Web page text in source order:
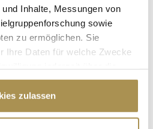
Inhalte, Messungen von
sowie
zu ermöglichen. Sie
Ihre Daten für welche Zwecke
Klicken auf das Privacy
widerrufen
zulassen
LAUTSCHALTEN